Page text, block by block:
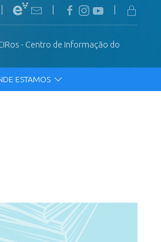
- Centro de Informação do
ESTAMOS